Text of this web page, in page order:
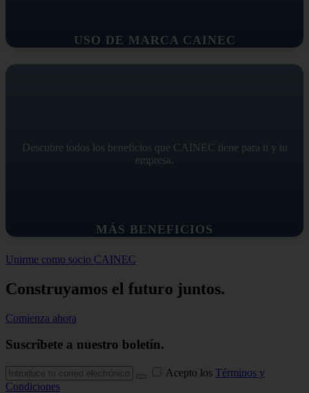
USO DE MARCA CAINEC
MÁS BENEFICIOS
Descubre todos los beneficios que CAINEC tiene para ti y tu
empresa.
Unirme como socio CAINEC
Construyamos el futuro juntos.
Comienza ahora
Suscríbete a nuestro boletín.
Acepto los Términos y
Condiciones